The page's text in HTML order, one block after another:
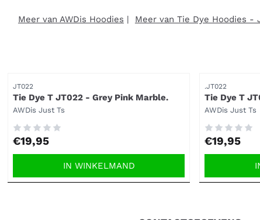
Meer van AWDis Hoodies | Meer van Tie Dye Hoodies -
Artikelnummer
JT022
Tie Dye T JT022 - Grey Pink Marble.
Merk:
AWDis Just Ts
Prijs: 19,95
€19,95
IN WINKELMAND
Artikelnummer
.JT022
Tie Dye T
Merk:
AWDis Just Ts
Prijs: 19,95
€19,95